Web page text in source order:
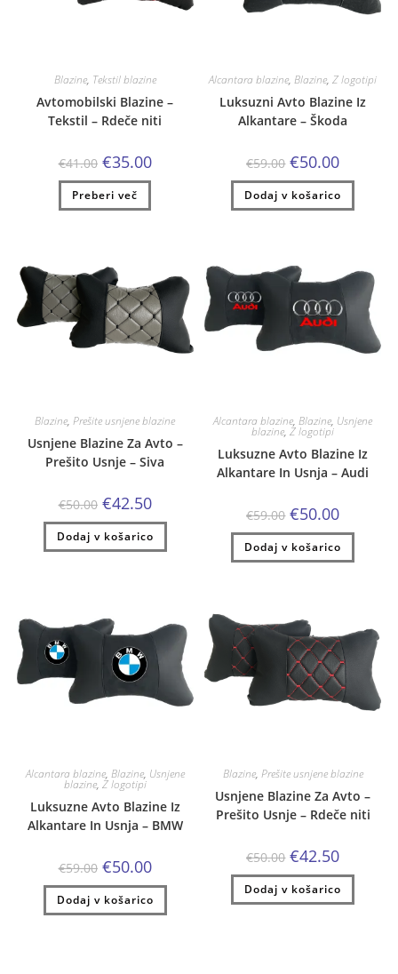
Blazine, Tekstil blazine
Avtomobilski Blazine –
Tekstil – Rdeče niti
€41.00 Izvirna
cena
je
bila:
€41.00.
€35.00Trenutna
cena
je:
Preberi več
Alcantara blazine,Blazine,Z logotipi
Luksuzni Avto Blazine Iz
Alkantare – Škoda
€59.00 Izvirna
cena
je
bila:
€59.00.
€50.00Trenutna
je:
€50.00.
Dodaj v košarico
Blazine,Prešite usnjene blazine
Usnjene Blazine Za Avto –
Prešito Usnje – Siva
€50.00 Izvirna
cena
je
bila:
€50.00.
€42.50Trenutna
cena
je:
€42.50.
Dodaj v košarico
Alcantara blazine,Blazine, Usnjene
blazine,Z logotipi
Luksuzne Avto Blazine Iz
Alkantare In Usnja – Audi
€59.00 Izvirna
cena
je
bila:
€59.00.
€50.00Trenutna
je:
€50.00.
Dodaj v košarico
Alcantara blazine, Blazine, Usnjene
blazine, Z logotipi
Luksuzne Avto Blazine Iz
Alkantare In Usnja – BMW
€59.00 Izvirna
cena
je
bila:
€59.00.
€50.00Trenutna
cena
je:
€50.00.
Dodaj v košarico
Blazine, Prešite usnjene blazine
Usnjene Blazine Za Avto –
Prešito Usnje – Rdeče niti
€50.00 Izvirna
cena
je
bila:
€50.00.
€42.50Trenutna
je:
€42.50.
Dodaj v košarico